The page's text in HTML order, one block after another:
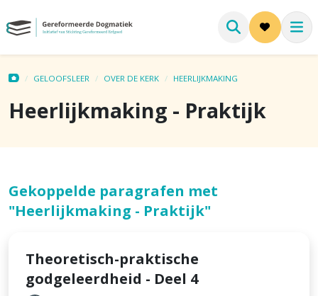
GELOOFSLEER OVER DE KERK HEERLIJKMAKING
Heerlijkmaking - Praktijk
Gekoppelde paragrafen met
"Heerlijkmaking - Praktijk"
Theoretisch-praktische
godgeleerdheid - Deel 4